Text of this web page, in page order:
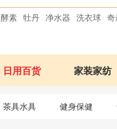
酵素 牡丹 净水器 洗衣球 奇
日用百货 家装家纺
茶具水具 健身保健